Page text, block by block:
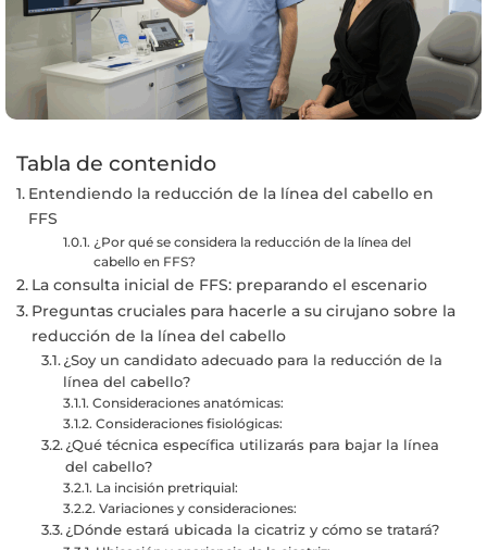
Tabla de contenido
Entendiendo la reducción de la línea del cabello en
FFS
¿Por qué se considera la reducción de la línea del
cabello en FFS?
La consulta inicial de FFS: preparando el escenario
Preguntas cruciales para hacerle a su cirujano sobre la
reducción de la línea del cabello
¿Soy un candidato adecuado para la reducción de la
línea del cabello?
Consideraciones anatómicas:
Consideraciones fisiológicas:
¿Qué técnica específica utilizarás para bajar la línea
del cabello?
La incisión pretriquial:
Variaciones y consideraciones:
¿Dónde estará ubicada la cicatriz y cómo se tratará?